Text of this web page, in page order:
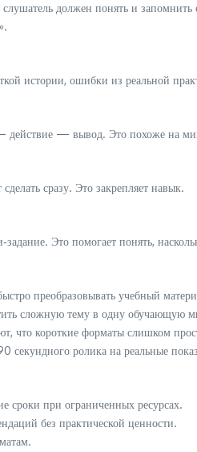
должен понять и
истории, ошибки из реальной
— вывод. Это похоже на
сразу. Это закрепляет навык.
Это помогает понять,
преобразовывать учебный
сложную тему в одну обучающую
что короткие форматы слишком
ролика на реальные
сроки при ограниченных ресурсах.
без практической ценности.